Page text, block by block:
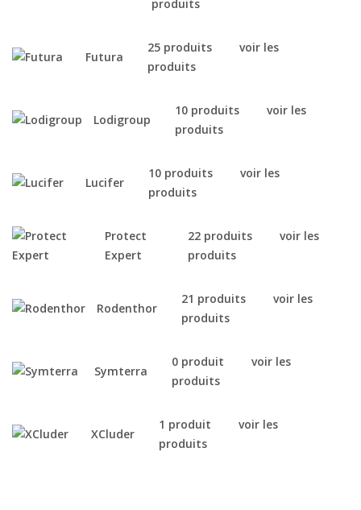
produits
Futura
25 produits
voir les
produits
Lodigroup
10 produits
voir les
produits
Lucifer
10 produits
voir les
produits
Protect
Expert
22 produits
voir les
produits
Rodenthor
21 produits
voir les
produits
Symterra
0 produit
voir les
produits
XCluder
1 produit
voir les
produits